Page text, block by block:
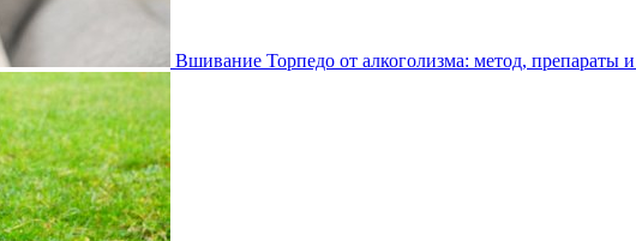
Вшивание Торпедо от алкоголизма: метод, препараты